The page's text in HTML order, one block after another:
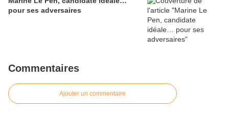
pour ses adversaires
Commentaires
Ajouter un commentaire